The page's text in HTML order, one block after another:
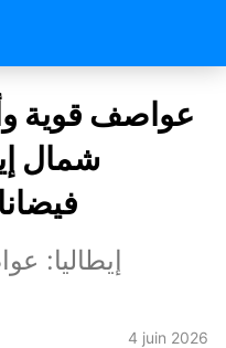
عواصف قوية
شمال
إيطاليا:
4 juin 2026